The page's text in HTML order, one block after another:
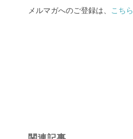
メルマガへのご登録は、 こちら